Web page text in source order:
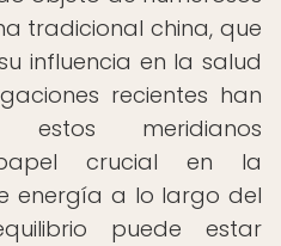
tradicional china, que
influencia en la salud
recientes han
estos meridianos
crucial en la
energía a lo largo del
puede estar